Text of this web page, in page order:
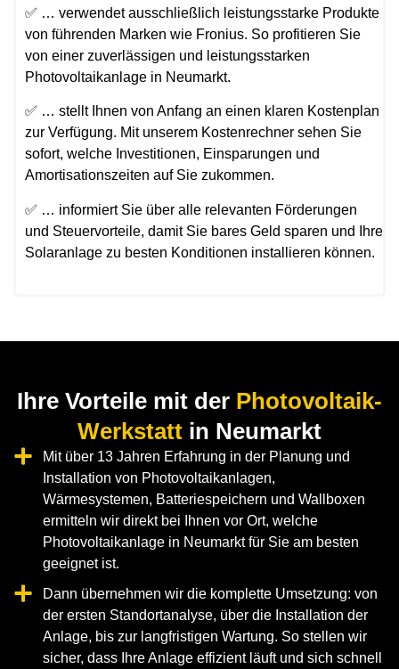
✅ … verwendet ausschließlich leistungsstarke Produkte
von führenden Marken wie Fronius. So profitieren Sie
von einer zuverlässigen und leistungsstarken
Photovoltaikanlage in Neumarkt.
✅ … stellt Ihnen von Anfang an einen klaren Kostenplan
zur Verfügung. Mit unserem Kostenrechner sehen Sie
sofort, welche Investitionen, Einsparungen und
Amortisationszeiten auf Sie zukommen.
✅ … informiert Sie über alle relevanten Förderungen
und Steuervorteile, damit Sie bares Geld sparen und Ihre
Solaranlage zu besten Konditionen installieren können.
Ihre Vorteile mit der Photovoltaik-
Werkstatt in Neumarkt
Mit über 13 Jahren Erfahrung in der Planung und
Installation von Photovoltaikanlagen,
Wärmesystemen, Batteriespeichern und Wallboxen
ermitteln wir direkt bei Ihnen vor Ort, welche
Photovoltaikanlage in Neumarkt für Sie am besten
geeignet ist.
Dann übernehmen wir die komplette Umsetzung: von
der ersten Standortanalyse, über die Installation der
Anlage, bis zur langfristigen Wartung. So stellen wir
sicher, dass Ihre Anlage effizient läuft und sich schnell